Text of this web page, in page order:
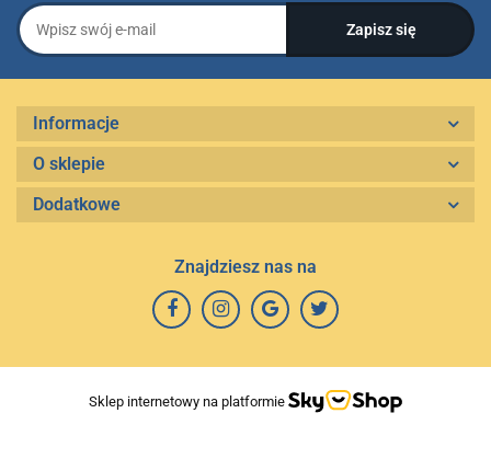
Informacje
O sklepie
Dodatkowe
Znajdziesz nas na
Sklep internetowy na platformie